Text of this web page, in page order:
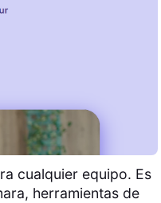
cualquier equipo. Es
herramientas de